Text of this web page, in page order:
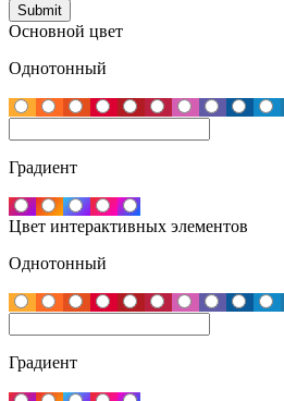
Основной цвет
Однотонный
Градиент
Цвет интерактивных элементов
Однотонный
Градиент